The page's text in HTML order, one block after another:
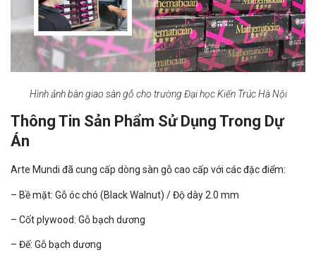
Hình ảnh bàn giao sàn gỗ cho trường Đại học Kiến Trúc Hà Nội
Thông Tin Sản Phẩm Sử Dụng Trong Dự
Án
Arte Mundi đã cung cấp dòng sàn gỗ cao cấp với các đặc điểm:
– Bề mặt: Gỗ óc chó (Black Walnut) / Độ dày 2.0 mm
– Cốt plywood: Gỗ bạch dương
– Đế: Gỗ bạch dương